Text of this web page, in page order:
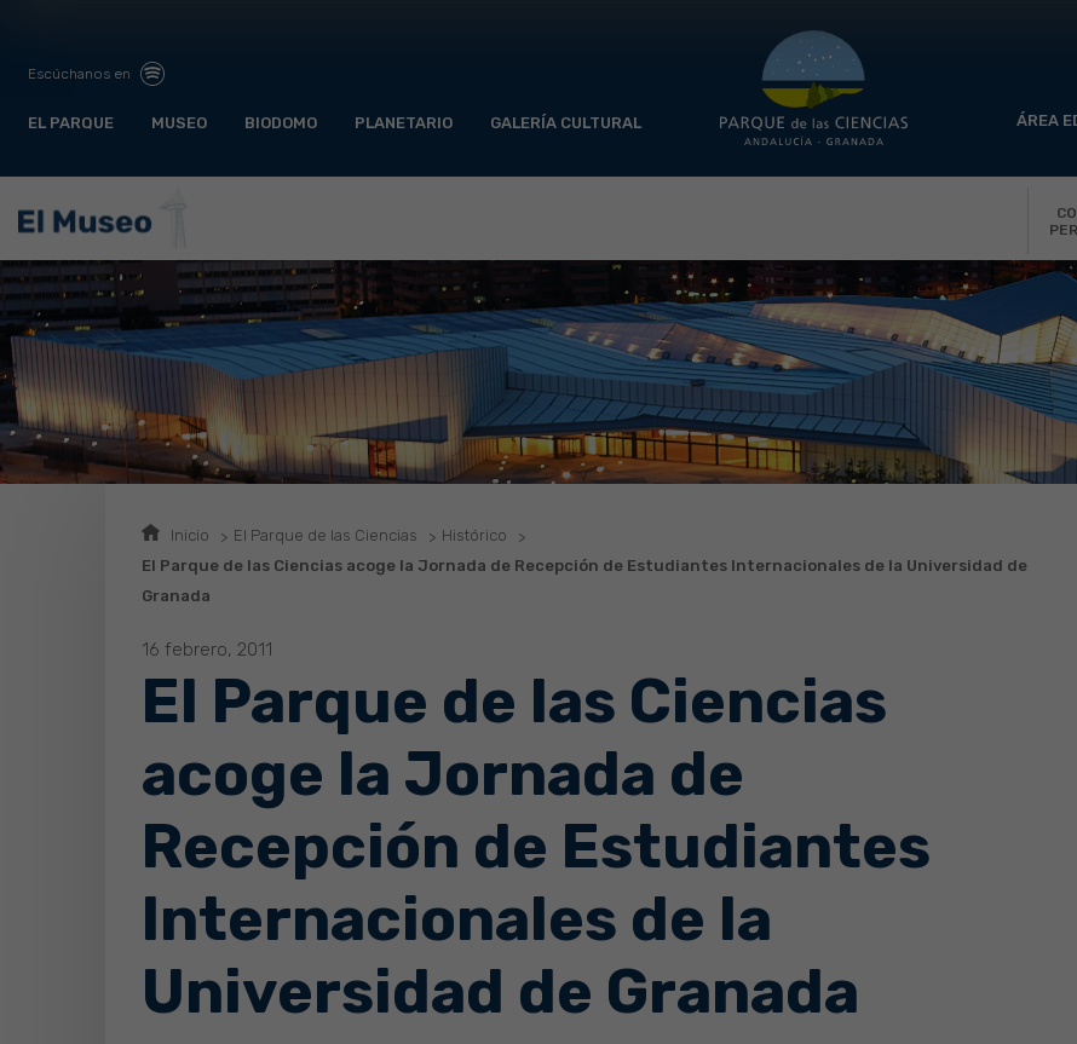
Escúchanos en
EL PARQUE MUSEO BIODOMO PLANETARIO GALERÍA CULTURAL ÁREA
Inicio El Parque de las Ciencias
Histórico
El Parque de las Ciencias acoge la Jornada de Recepción de Estudiantes Internacionales de la Universidad de
Granada
16 febrero, 2011
El Parque de las Ciencias
acoge la Jornada de
Recepción de Estudiantes
Internacionales de la
Universidad de Granada